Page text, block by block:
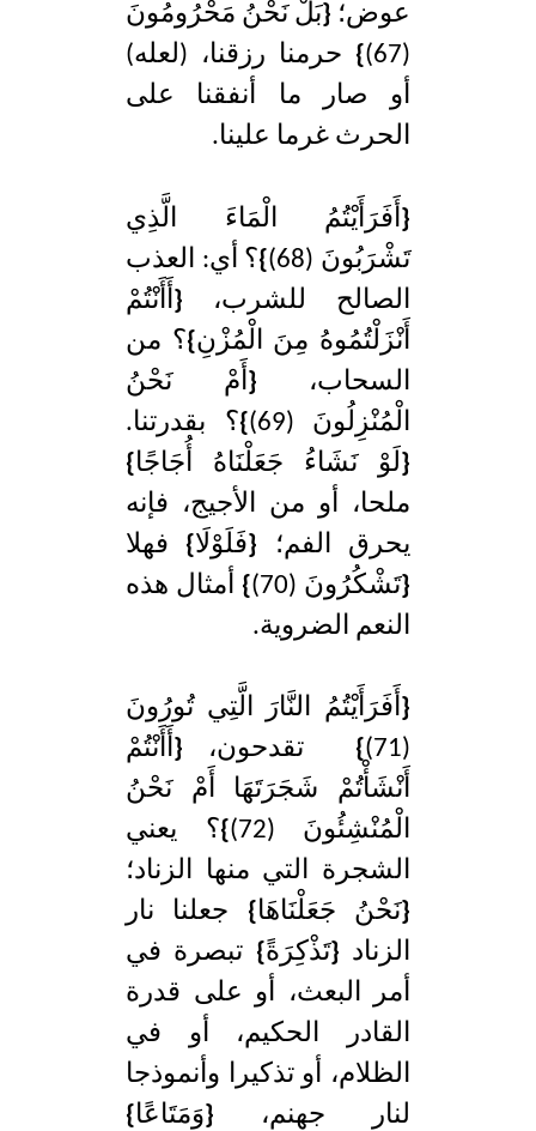
عوض؛ {بَلْ نَحْنُ مَحْرُومُونَ
(67)
} حرمنا رزقنا، (لعله)
أو صار ما أنفقنا على
الحرث غرما علينا.
{ أَفَرَأَيْتُمُ الْمَاءَ الَّذِي
تَشْرَبُونَ (68)
}؟ أي: العذب
الصالح للشرب، { أَأَنْتُمْ
أَنْزَلْتُمُوهُ مِنَ الْمُزْنِ}؟ من
السحاب، { أَمْ نَحْنُ
الْمُنْزِلُونَ (69)
}؟ بقدرتنا.
{لَوْ نَشَاءُ جَعَلْنَاهُ أُجَاجًا}
ملحا، أو من الأجيج، فإنه
يحرق الفم؛ {فَلَوْلَا} فهلا
{تَشْكُرُونَ (70) } أمثال هذه
النعم الضروية.
{أَفَرَأَيْتُمُ النَّارَ الَّتِي تُورُونَ
(71)
} تقدحون، {أَأَنْتُمْ
أَنْشَأْتُمْ شَجَرَتَهَا أَمْ نَحْنُ
الْمُنْشِئُونَ (72)
} ؟ يعني
الشجرة التي منها الزناد؛
{نَحْنُ جَعَلْنَاهَا} جعلنا نار
الزناد {تَذْكِرَةً} تبصرة في
أمر البعث، أو على قدرة
القادر الحكيم، أو في
الظلام، أو تذكيرا وأنموذجا
لنار جهنم، {وَمَتَاعًا}